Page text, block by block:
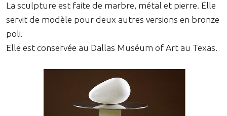
La sculpture est faite de marbre, métal et pierre. Elle
servit de modèle pour deux autres versions en bronze
poli.
Elle est conservée au Dallas Muséum of Art au Texas.